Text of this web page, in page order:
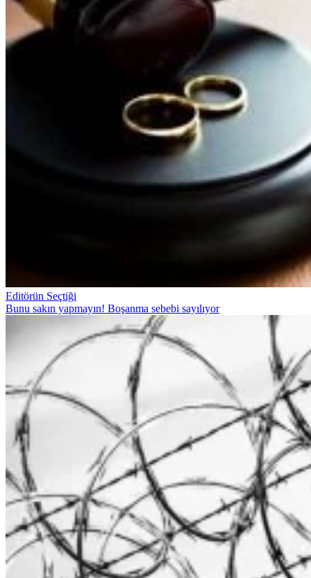
Editörün Seçtiği
Bunu sakın yapmayın! Boşanma sebebi sayılıyor